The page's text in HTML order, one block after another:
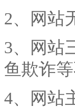
2、网站
3、网站
鱼欺诈等
4、网站